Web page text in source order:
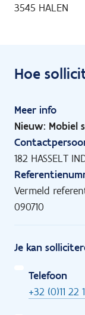
3545 HALEN
Hoe
Meer info
Nieuw: Mobiel
182 HASSELT
Vermeld
090710
Je kan
Telefoon
+32 (0)11 22